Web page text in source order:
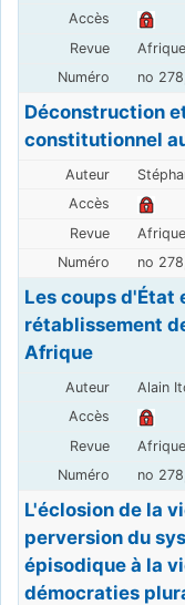
no
Déconstruction
constitutionnel
no
Les coups d'État
rétablissement
Afrique
Alain
no
L'éclosion de la
perversion du
épisodique à la
démocraties